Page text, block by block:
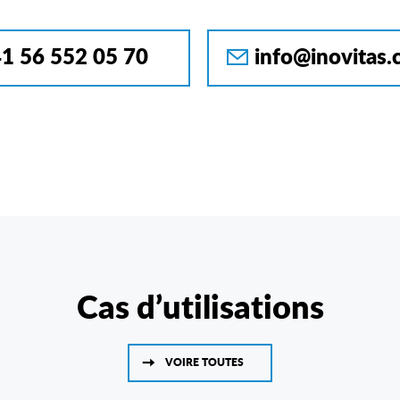
56 552 05 70
Cas d’utilisations
VOIRE TOUTES